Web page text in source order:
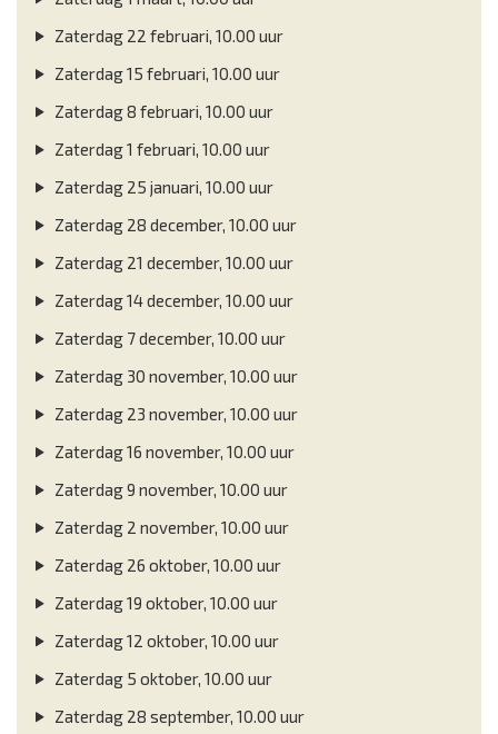
Zaterdag 22 februari, 10.00 uur
Zaterdag 15 februari, 10.00 uur
Zaterdag 8 februari, 10.00 uur
Zaterdag 1 februari, 10.00 uur
Zaterdag 25 januari, 10.00 uur
Zaterdag 28 december, 10.00 uur
Zaterdag 21 december, 10.00 uur
Zaterdag 14 december, 10.00 uur
Zaterdag 7 december, 10.00 uur
Zaterdag 30 november, 10.00 uur
Zaterdag 23 november, 10.00 uur
Zaterdag 16 november, 10.00 uur
Zaterdag 9 november, 10.00 uur
Zaterdag 2 november, 10.00 uur
Zaterdag 26 oktober, 10.00 uur
Zaterdag 19 oktober, 10.00 uur
Zaterdag 12 oktober, 10.00 uur
Zaterdag 5 oktober, 10.00 uur
Zaterdag 28 september, 10.00 uur